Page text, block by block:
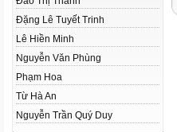
Đặng Lê Tuyết Trinh
Lê Hiền Minh
Nguyễn Văn Phùng
Phạm Hoa
Từ Hà An
Nguyễn Trần Quý Duy